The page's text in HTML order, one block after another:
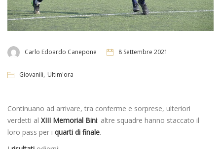
Carlo Edoardo Canepone 8 Settembre 2021
Giovanili, Ultim'ora
Continuano ad arrivare, tra conferme e sorprese, ulteriori
verdetti al XIII Memorial Bini: altre squadre hanno staccato il
loro pass per i quarti di finale.